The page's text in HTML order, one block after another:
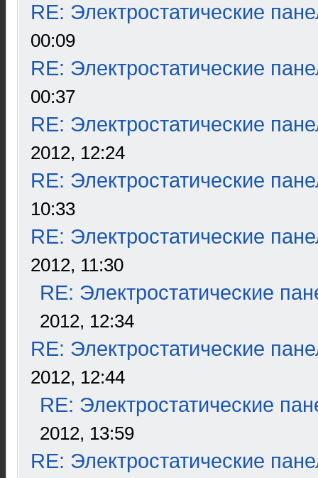
RE: Электростатические
00:09
RE: Электростатические
00:37
RE: Электростатические
2012, 12:24
RE: Электростатические
10:33
RE: Электростатические
2012, 11:30
RE: Электростатические
2012, 12:34
RE: Электростатические
2012, 12:44
RE: Электростатические
2012, 13:59
RE: Электростатические